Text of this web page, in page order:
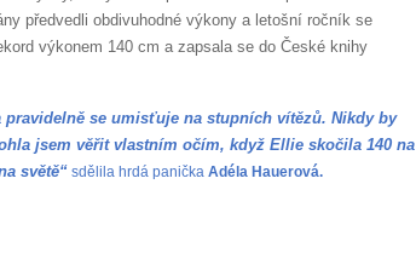
předvedli obdivuhodné výkony a letošní ročník se
výkonem 140 cm a zapsala se do České knihy
se umisťuje na stupních vítězů. Nikdy by
jsem věřit vlastním očím, když Ellie skočila 140 na
světě“ sdělila hrdá panička Adéla Hauerová.